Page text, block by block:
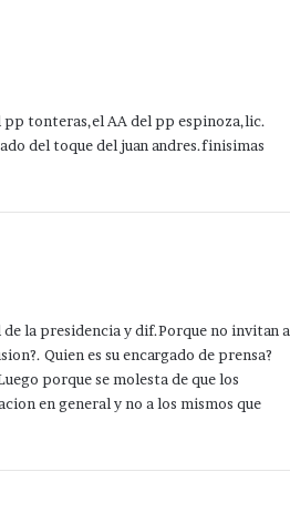
pp tonteras,el AA del pp espinoza,lic.
del toque del juan andres.finisimas
la presidencia y dif.Porque no invitan a
Quien es su encargado de prensa?
porque se molesta de que los
en general y no a los mismos que